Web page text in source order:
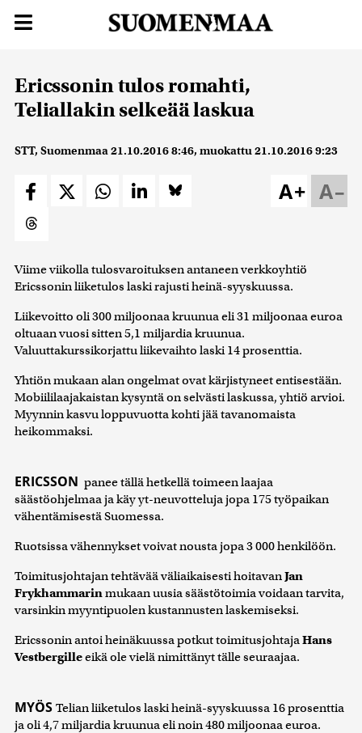
Ericssonin tulos romahti,
Teliallakin selkeää laskua
STT, Suomenmaa21.10.2016 8:46, muokattu21.10.2016 9:23
A–
A+
Viime viikolla tulosvaroituksen antaneen verkkoyhtiö
Ericssonin liiketulos laski rajusti heinä-syyskuussa.
Liikevoitto oli 300 miljoonaa kruunua eli 31 miljoonaa euroa
oltuaan vuosi sitten 5,1 miljardia kruunua.
Valuuttakurssikorjattu liikevaihto laski 14 prosenttia.
Yhtiön mukaan alan ongelmat ovat kärjistyneet entisestään.
Mobiililaajakaistan kysyntä on selvästi laskussa, yhtiö arvioi.
Myynnin kasvu loppuvuotta kohti jää tavanomaista
heikommaksi.
ERICSSON panee tällä hetkellä toimeen laajaa
säästöohjelmaa ja käy yt-neuvotteluja jopa 175 työpaikan
vähentämisestä Suomessa.
Ruotsissa vähennykset voivat nousta jopa 3 000 henkilöön.
Toimitusjohtajan tehtävää väliaikaisesti hoitavanJan
Frykhammarinmukaan uusia säästötoimia voidaan tarvita,
varsinkin myyntipuolen kustannusten laskemiseksi.
Ericssonin antoi heinäkuussa potkut toimitusjohtajaHans
Vestbergilleeikä ole vielä nimittänyt tälle seuraajaa.
MYÖS Telian liiketulos laski heinä-syyskuussa 16 prosenttia
ja oli 4,7 miljardia kruunua eli noin 480 miljoonaa euroa.